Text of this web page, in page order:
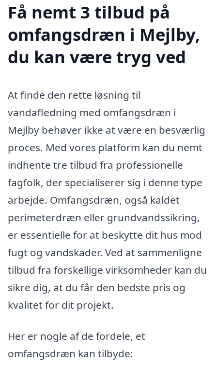
Få nemt 3 tilbud på
omfangsdræn i Mejlby,
du kan være tryg ved
At finde den rette løsning til
vandafledning med omfangsdræn i
Mejlby behøver ikke at være en besværlig
proces. Med vores platform kan du nemt
indhente tre tilbud fra professionelle
fagfolk, der specialiserer sig i denne type
arbejde. Omfangsdræn, også kaldet
perimeterdræn eller grundvandssikring,
er essentielle for at beskytte dit hus mod
fugt og vandskader. Ved at sammenligne
tilbud fra forskellige virksomheder kan du
sikre dig, at du får den bedste pris og
kvalitet for dit projekt.
Her er nogle af de fordele, et
omfangsdræn kan tilbyde: